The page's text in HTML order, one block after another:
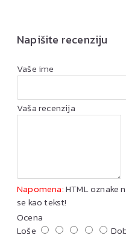
Napišite recenziju
Vaše ime
Vaša recenzija
Napomena:HTML oznake
se kao tekst!
Ocena
Loše